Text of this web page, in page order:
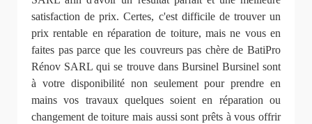
satisfaction de prix. Certes, c'est difficile de trouver un
prix rentable en réparation de toiture, mais ne vous en
faites pas parce que les couvreurs pas chère de BatiPro
Rénov SARL qui se trouve dans Bursinel Bursinel sont
à votre disponibilité non seulement pour prendre en
mains vos travaux quelques soient en réparation ou
changement de toiture mais aussi sont prêts à vous offrir